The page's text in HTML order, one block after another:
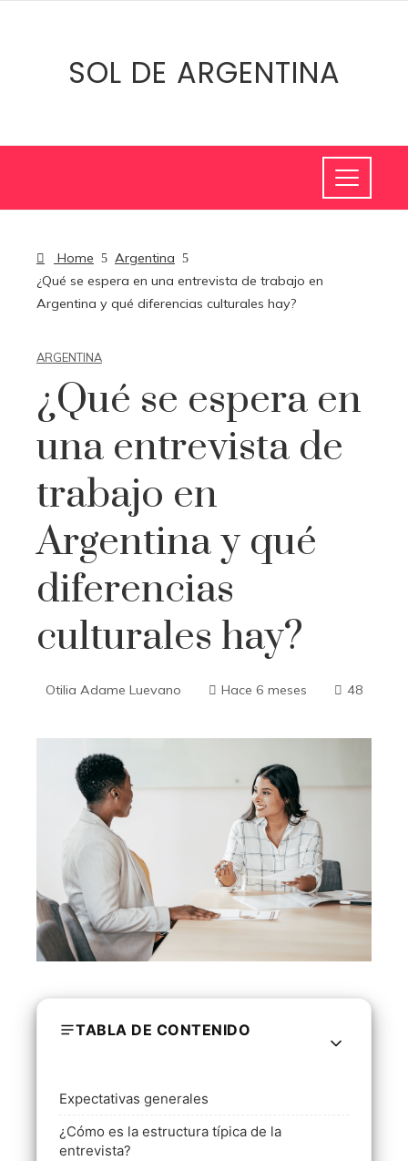
SOL DE ARGENTINA
Home
Argentina
¿Qué se espera en una entrevista de trabajo en
Argentina y qué diferencias culturales hay?
ARGENTINA
¿Qué se espera en
una entrevista de
trabajo en
Argentina y qué
diferencias
culturales hay?
Otilia Adame Luevano Hace 6 meses 48
TABLA DE CONTENIDO
Expectativas generales
¿Cómo es la estructura típica de la
entrevista?